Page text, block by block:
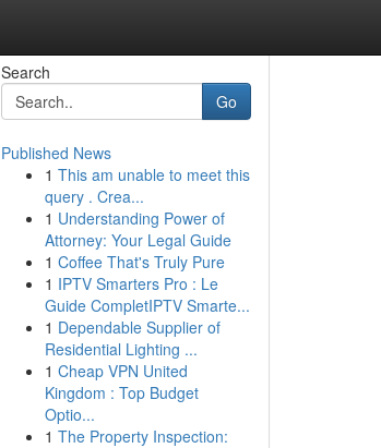
Search
Go
Published News
1 This am unable to meet this
query . Crea...
1 Understanding Power of
Attorney: Your Legal Guide
1 Coffee That's Truly Pure
1 IPTV Smarters Pro : Le
Guide CompletIPTV Smarte...
1 Dependable Supplier of
Residential Lighting ...
1 Cheap VPN United
Kingdom : Top Budget
Optio...
1 The Property Inspection: